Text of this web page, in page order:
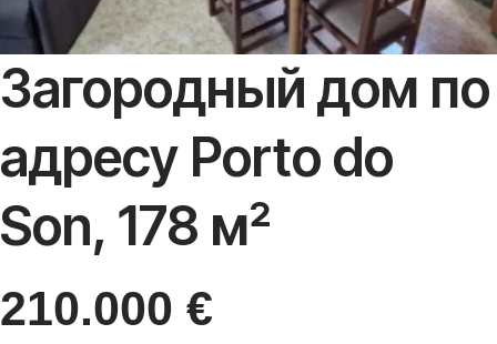
Загородный дом по
адресу Porto do
Son, 178 м²
210.000 €